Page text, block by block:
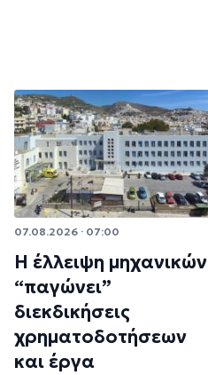
07.08.2026 · 07:00
Η έλλειψη μηχανικών
“παγώνει”
διεκδικήσεις
χρηματοδοτήσεων
και έργα